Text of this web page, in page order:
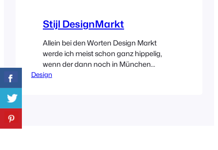
Stijl DesignMarkt
Allein bei den Worten Design Markt
werde ich meist schon ganz hippelig,
wenn der dann noch in München
stattfindet, ist es endgültig mit der
Design